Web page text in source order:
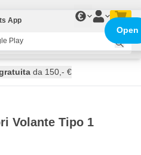
€
spedito oggi
da 150,- €
Volante Tipo 1
App
Play
Open